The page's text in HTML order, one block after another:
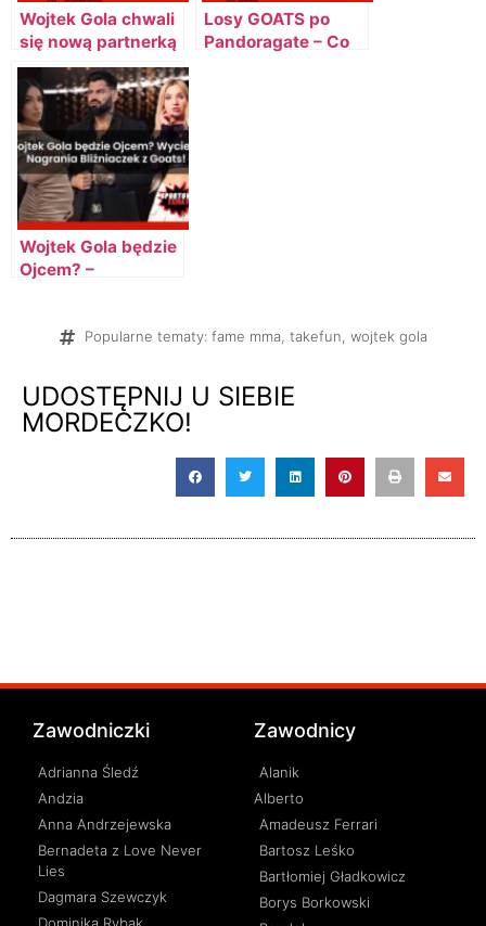
Wojtek Gola chwali
się nową partnerką
na Instagramie!
Losy GOATS po
Pandoragate – Co
Wojtek Gola będzie
Ojcem? –
[AKTUALIZACJA]
Popularne tematy: fame mma takefun wojtek gola
UDOSTĘPNIJ U SIEBIE
MORDECZKO!
Zawodniczki
Adrianna Śledź
Andzia
Anna Andrzejewska
Bernadeta z Love Never
Lies
Dagmara Szewczyk
Zawodnicy
Alanik
Alberto
Amadeusz Ferrari
Bartosz Leśko
Bartłomiej Gładkowicz
Borys Borkowski